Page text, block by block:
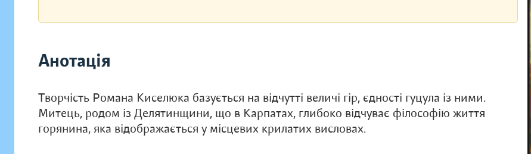
Анотація
Творчість Романа Киселюка базується на відчутті величі гір, єдності гуцула із ними.
Митець, родом із Делятинщини, що в Карпатах, глибоко відчуває філософію життя
горянина, яка відображається у місцевих крилатих висловах.